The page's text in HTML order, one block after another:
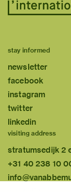
stay informed
newsletter
facebook
instagram
twitter
linkedin
visiting address
stratumsedijk 2
+31 40 238 10